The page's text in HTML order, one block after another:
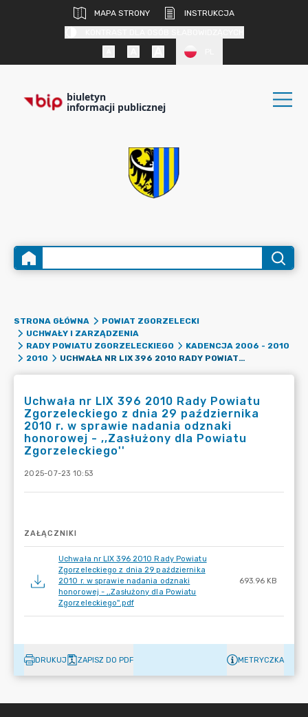
MAPA STRONY
INSTRUKCJA
biuletyn
informacji publicznej
STRONA GŁÓWNA
POWIAT ZGORZELECKI
UCHWAŁY I ZARZĄDZENIA
RADY POWIATU ZGORZELECKIEGO
KADENCJA 2006 - 2010
2010
UCHWAŁA NR LIX 396 2010 RADY POWIATU ZGORZELECKIEGO Z DNIA 29 PAŹDZIERNIKA 2010 R. W SPRAWIE NADANIA ODZNAKI HONOROWEJ - ,,ZASŁUŻONY DLA POWIATU ZGORZELECKIEGO''
Uchwała nr LIX 396 2010 Rady Powiatu
Zgorzeleckiego z dnia 29 października
2010 r. w sprawie nadania odznaki
honorowej - ,,Zasłużony dla Powiatu
Zgorzeleckiego''
2025-07-23 10:53
ZAŁĄCZNIKI
Uchwała nr LIX 396 2010 Rady Powiatu
Zgorzeleckiego z dnia 29 października
2010 r. w sprawie nadania odznaki
honorowej - ,,Zasłużony dla Powiatu
Zgorzeleckiego''.pdf
693.96 KB
DRUKUJ ZAPISZ DO PDF METRYCZKA